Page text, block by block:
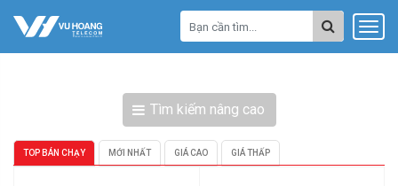
Tìm kiếm nâng cao
TOP BÁN CHẠY MỚI NHẤT GIÁ CAO GIÁ THẤP